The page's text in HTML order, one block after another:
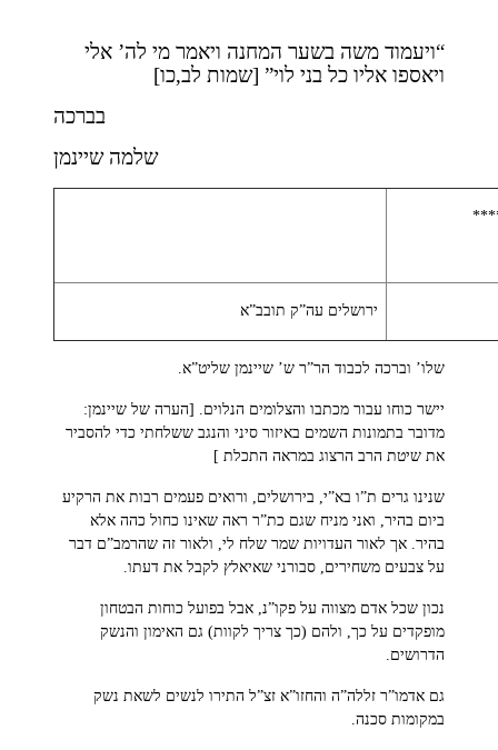
“ויעמוד משה בשער המחנה ויאמר מי לה’ אלי
ויאספו אליו כל בני לוי” [שמות לב,כו]
בברכה
שלמה שיינמן
ירושלים עה”ק תובב”א
שלו’ וברכה לכבוד הר”ר ש’ שיינמן שליט”א.
יישר כוחו עבור מכתבו והצלומים הנלוים. [הערה של שיינמן:
מדובר בתמונות השמים באיזור סיני והנגב ששלחתי כדי להסביר
את שיטת הרב הרצוג במראה התכלת ]
שנינו גרים ת”ו בא”י, בירושלים, ורואים פעמים רבות את הרקיע
ביום בהיר, ואני מניח שגם כת”ר ראה שאינו כחול כהה אלא
בהיר. אך לאור העדויות שמר שלח לי, ולאור זה שהרמב”ם דבר
על צבעים משחירים, סבורני שאיאלץ לקבל את דעתו.
נכון שכל אדם מצווה על פקו”נ, אבל בפועל כוחות הבטחון
מופקדים על כך, ולהם (כך צריך לקוות) גם האימון והנשק
הדרושים.
גם אדמו”ר זללה”ה והחזו”א זצ”ל התירו לנשים לשאת נשק
במקומות סכנה.